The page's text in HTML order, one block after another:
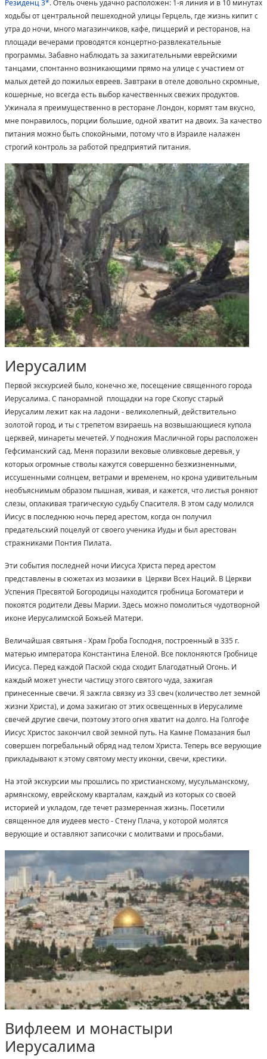
Резиденц 3*. Отель очень удачно расположен: 1-я линия и в 10 минутах
ходьбы от центральной пешеходной улицы Герцель, где жизнь кипит с
утра до ночи, много магазинчиков, кафе, пиццерий и ресторанов, на
площади вечерами проводятся концертно-развлекательные
программы. Забавно наблюдать за зажигательными еврейскими
танцами, спонтанно возникающими прямо на улице с участием от
малых детей до пожилых евреев. Завтраки в отеле довольно скромные,
кошерные, но всегда есть выбор качественных свежих продуктов.
Ужинала я преимущественно в ресторане Лондон, кормят там вкусно,
мне понравилось, порции большие, одной хватит на двоих. За качество
питания можно быть спокойными, потому что в Израиле налажен
строгий контроль за работой предприятий питания.
Иерусалим
Первой экскурсией было, конечно же, посещение священного города
Иерусалима. С панорамной площадки на горе Скопус старый
Иерусалим лежит как на ладони - великолепный, действительно
золотой город, и ты с трепетом взираешь на возвышающиеся купола
церквей, минареты мечетей. У подножия Масличной горы расположен
Гефсиманский сад. Меня поразили вековые оливковые деревья, у
которых огромные стволы кажутся совершенно безжизненными,
иссушенными солнцем, ветрами и временем, но крона удивительным
необъяснимым образом пышная, живая, и кажется, что листья роняют
слезы, оплакивая трагическую судьбу Спасителя. В этом саду молился
Иисус в последнюю ночь перед арестом, когда он получил
предательский поцелуй от своего ученика Иуды и был арестован
стражниками Понтия Пилата.
Эти события последней ночи Иисуса Христа перед арестом
представлены в сюжетах из мозаики в Церкви Всех Наций. В Церкви
Успения Пресвятой Богородицы находится гробница Богоматери и
покоятся родители Девы Марии. Здесь можно помолиться чудотворной
иконе Иерусалимской Божьей Матери.
Величайшая святыня - Храм Гроба Господня, построенный в 335 г.
матерью императора Константина Еленой. Все поклоняются Гробнице
Иисуса. Перед каждой Пасхой сюда сходит Благодатный Огонь. И
каждый может унести частицу этого святого чуда, зажигая
принесенные свечи. Я зажгла связку из 33 свеч (количество лет земной
жизни Христа), и дома зажигаю от этих освещенных в Иерусалиме
свечей другие свечи, поэтому этого огня хватит на долго. На Голгофе
Иисус Христос закончил свой земной путь. На Камне Помазания был
совершен погребальный обряд над телом Христа. Теперь все верующие
прикладывают к этому святому месту иконки, свечи, крестики.
На этой экскурсии мы прошлись по христианскому, мусульманскому,
армянскому, еврейскому кварталам, каждый из которых со своей
историей и укладом, где течет размеренная жизнь. Посетили
священное для иудеев место - Стену Плача, у которой молятся
верующие и оставляют записочки с молитвами и просьбами.
Вифлеем и монастыри
Иерусалима